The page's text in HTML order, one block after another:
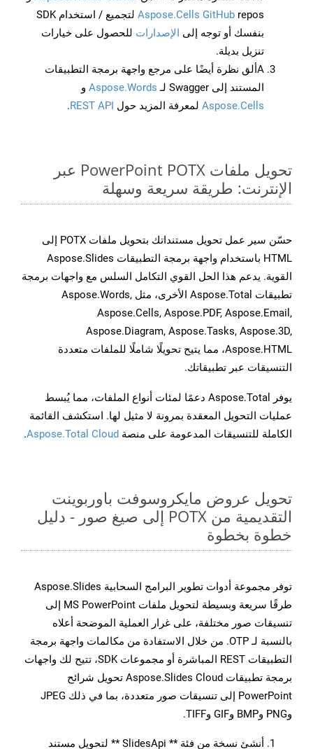
Aspose.Cells GitHub
repos لتجميع / استخدام SDK
بنفسك أو توجه إلى الإصدارات للحصول على خيارات
تنزيل بديلة.
Aألق نظرة أيضًا على مرجع واجهة برمجة التطبيقات
المستند إلى Swagger لـ
Aspose.Words و
Aspose.Cells لمعرفة المزيد حول REST API
.
تحويل ملفات PowerPoint POTX عبر
الإنترنت: طريقة سريعة وسهلة
حسّن سير عمل تحويل مستنداتك بتحويل ملفات POTX إلى
HTML باستخدام واجهة برمجة التطبيقات Aspose.Slides
القوية. يدعم هذا الحل القوي التكامل السلس مع واجهات برمجة
تطبيقات Aspose.Total الأخرى، مثل Aspose.Words,
Aspose.Cells, Aspose.PDF, Aspose.Email,
Aspose.Diagram, Aspose.Tasks, Aspose.3D,
Aspose.HTML، مما يتيح تحويلًا شاملًا للملفات متعددة
التنسيقات عبر تطبيقاتك.
يوفر Aspose.Total دعمًا لمئات أنواع الملفات، مما يُبسط
عمليات التحويل المعقدة بمرونة لا مثيل لها. استكشف القائمة
الكاملة للتنسيقات المدعومة على منصة Aspose.Total Cloud
.
تحويل عروض مايكروسوفت باوربوينت
التقديمية من POTX إلى صيغ صور - دليل
خطوة بخطوة
توفر مجموعة أدوات تطوير البرامج السحابية Aspose.Slides
طرقًا سريعة وبسيطة لتحويل ملفات MS PowerPoint إلى
تنسيقات صور مختلفة، على غرار العملية الموضحة أعلاه
بالنسبة لـ OTP. من خلال الاستفادة من مكالمات واجهة برمجة
التطبيقات REST المباشرة أو مجموعات SDK، تتيح لك واجهات
برمجة تطبيقات Aspose.Slides Cloud تحويل شرائح
PowerPoint إلى تنسيقات صور متعددة، بما في ذلك JPEG
وPNG وBMP وGIF وTIFF.
أنشئ نسخة من فئة ** SlidesApi ** لتحويل مستند